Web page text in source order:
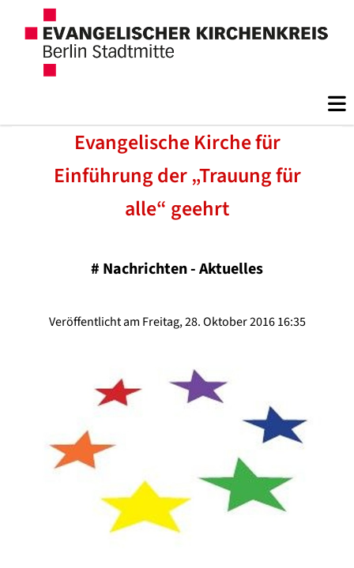
Evangelische Kirche für
Einführung der „Trauung für
alle“ geehrt
# Nachrichten - Aktuelles
Veröffentlicht am Freitag, 28. Oktober 2016 16:35